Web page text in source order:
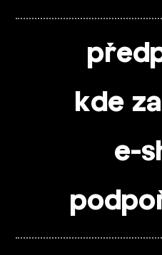
kde
e-